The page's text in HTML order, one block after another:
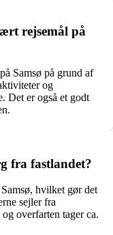
rejsemål på
Samsø på grund af
og
Det er også et godt
fra fastlandet?
hvilket gør det
sejler fra
overfarten tager ca.